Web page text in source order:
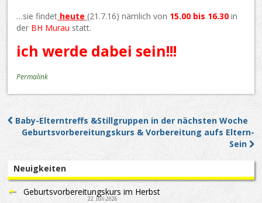
…sie findet heute (21.7.16) nämlich von 15.00 bis 16.30 in
der BH Murau statt.
ich werde dabei sein!!!
Permalink
Post navigation
Baby-Elterntreffs &Stillgruppen in der nächsten Woche
Geburtsvorbereitungskurs & Vorbereitung aufs Eltern-
Sein
Neuigkeiten
Geburtsvorbereitungskurs im Herbst
22. Juli 2026